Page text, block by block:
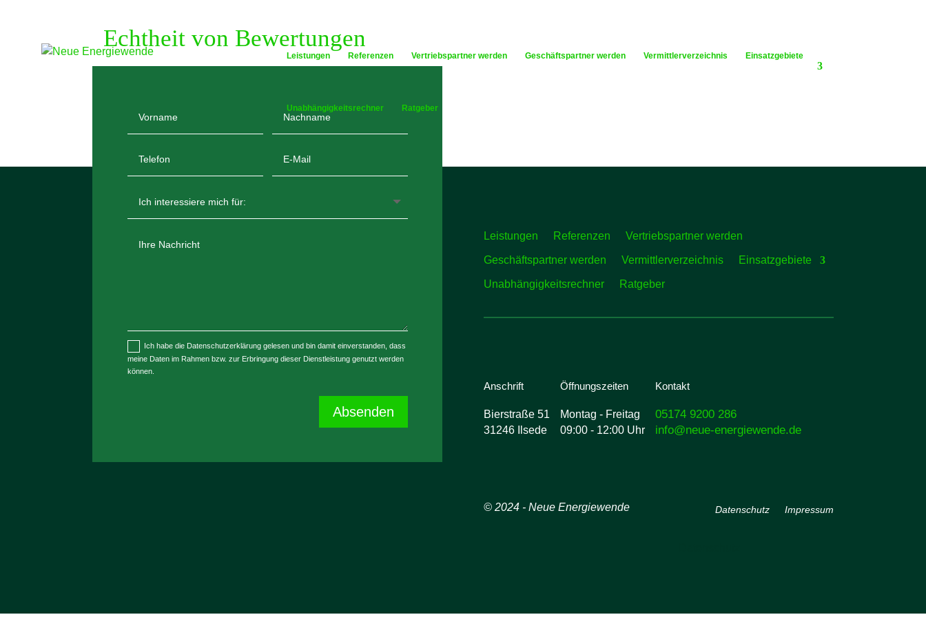
Leistungen Referenzen Vertriebspartner werden Geschäftspartner werden Vermittlerverzeichnis Einsatzgebiete
Unabhängigkeitsrechner Ratgeber
Echtheit von Bewertungen
Ich habe die Datenschutzerklärung gelesen und bin damit einverstanden, dass
meine Daten im Rahmen bzw. zur Erbringung dieser Dienstleistung genutzt werden
können.
Absenden
Leistungen Referenzen Vertriebspartner werden
Geschäftspartner werden Vermittlerverzeichnis Einsatzgebiete
Unabhängigkeitsrechner Ratgeber
Anschrift
Bierstraße 51
31246 Ilsede
Öffnungszeiten
Montag - Freitag
09:00 - 12:00 Uhr
Kontakt
05174 9200 286
info@neue-energiewende.de
© 2024 - Neue Energiewende Datenschutz Impressum